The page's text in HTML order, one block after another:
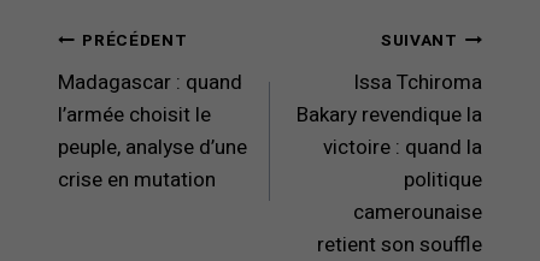
Navigation
de
l’article
PRÉCÉDENT
Madagascar : quand
l’armée choisit le
peuple, analyse d’une
crise en mutation
SUIVANT
Issa Tchiroma
Bakary revendique la
victoire : quand la
politique
camerounaise
retient son souffle